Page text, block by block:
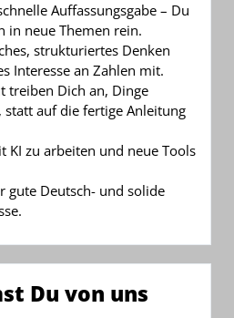
Auffassungsgabe – Du
in neue Themen rein.
strukturiertes Denken
Interesse an Zahlen mit.
treiben Dich an, Dinge
statt auf die fertige Anleitung
KI zu arbeiten und neue Tools
gute Deutsch- und solide
Du von uns